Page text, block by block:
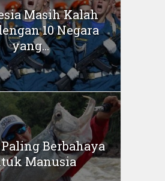
Masih Kalah
10 Negara
yang...
Berbahaya
Manusia